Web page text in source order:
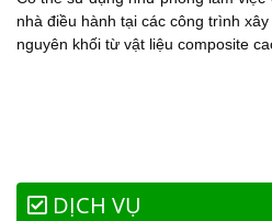
nhà điều hành tại các công trình
nguyên khối từ vật liệu composite
DỊCH VỤ